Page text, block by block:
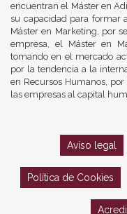
encuentran el Máster en
su capacidad para formar
Máster en Marketing, por
empresa, el Máster en
tomando en el mercado
por la tendencia a la
en Recursos Humanos,
las empresas al capital
Aviso legal
Política de Cookies